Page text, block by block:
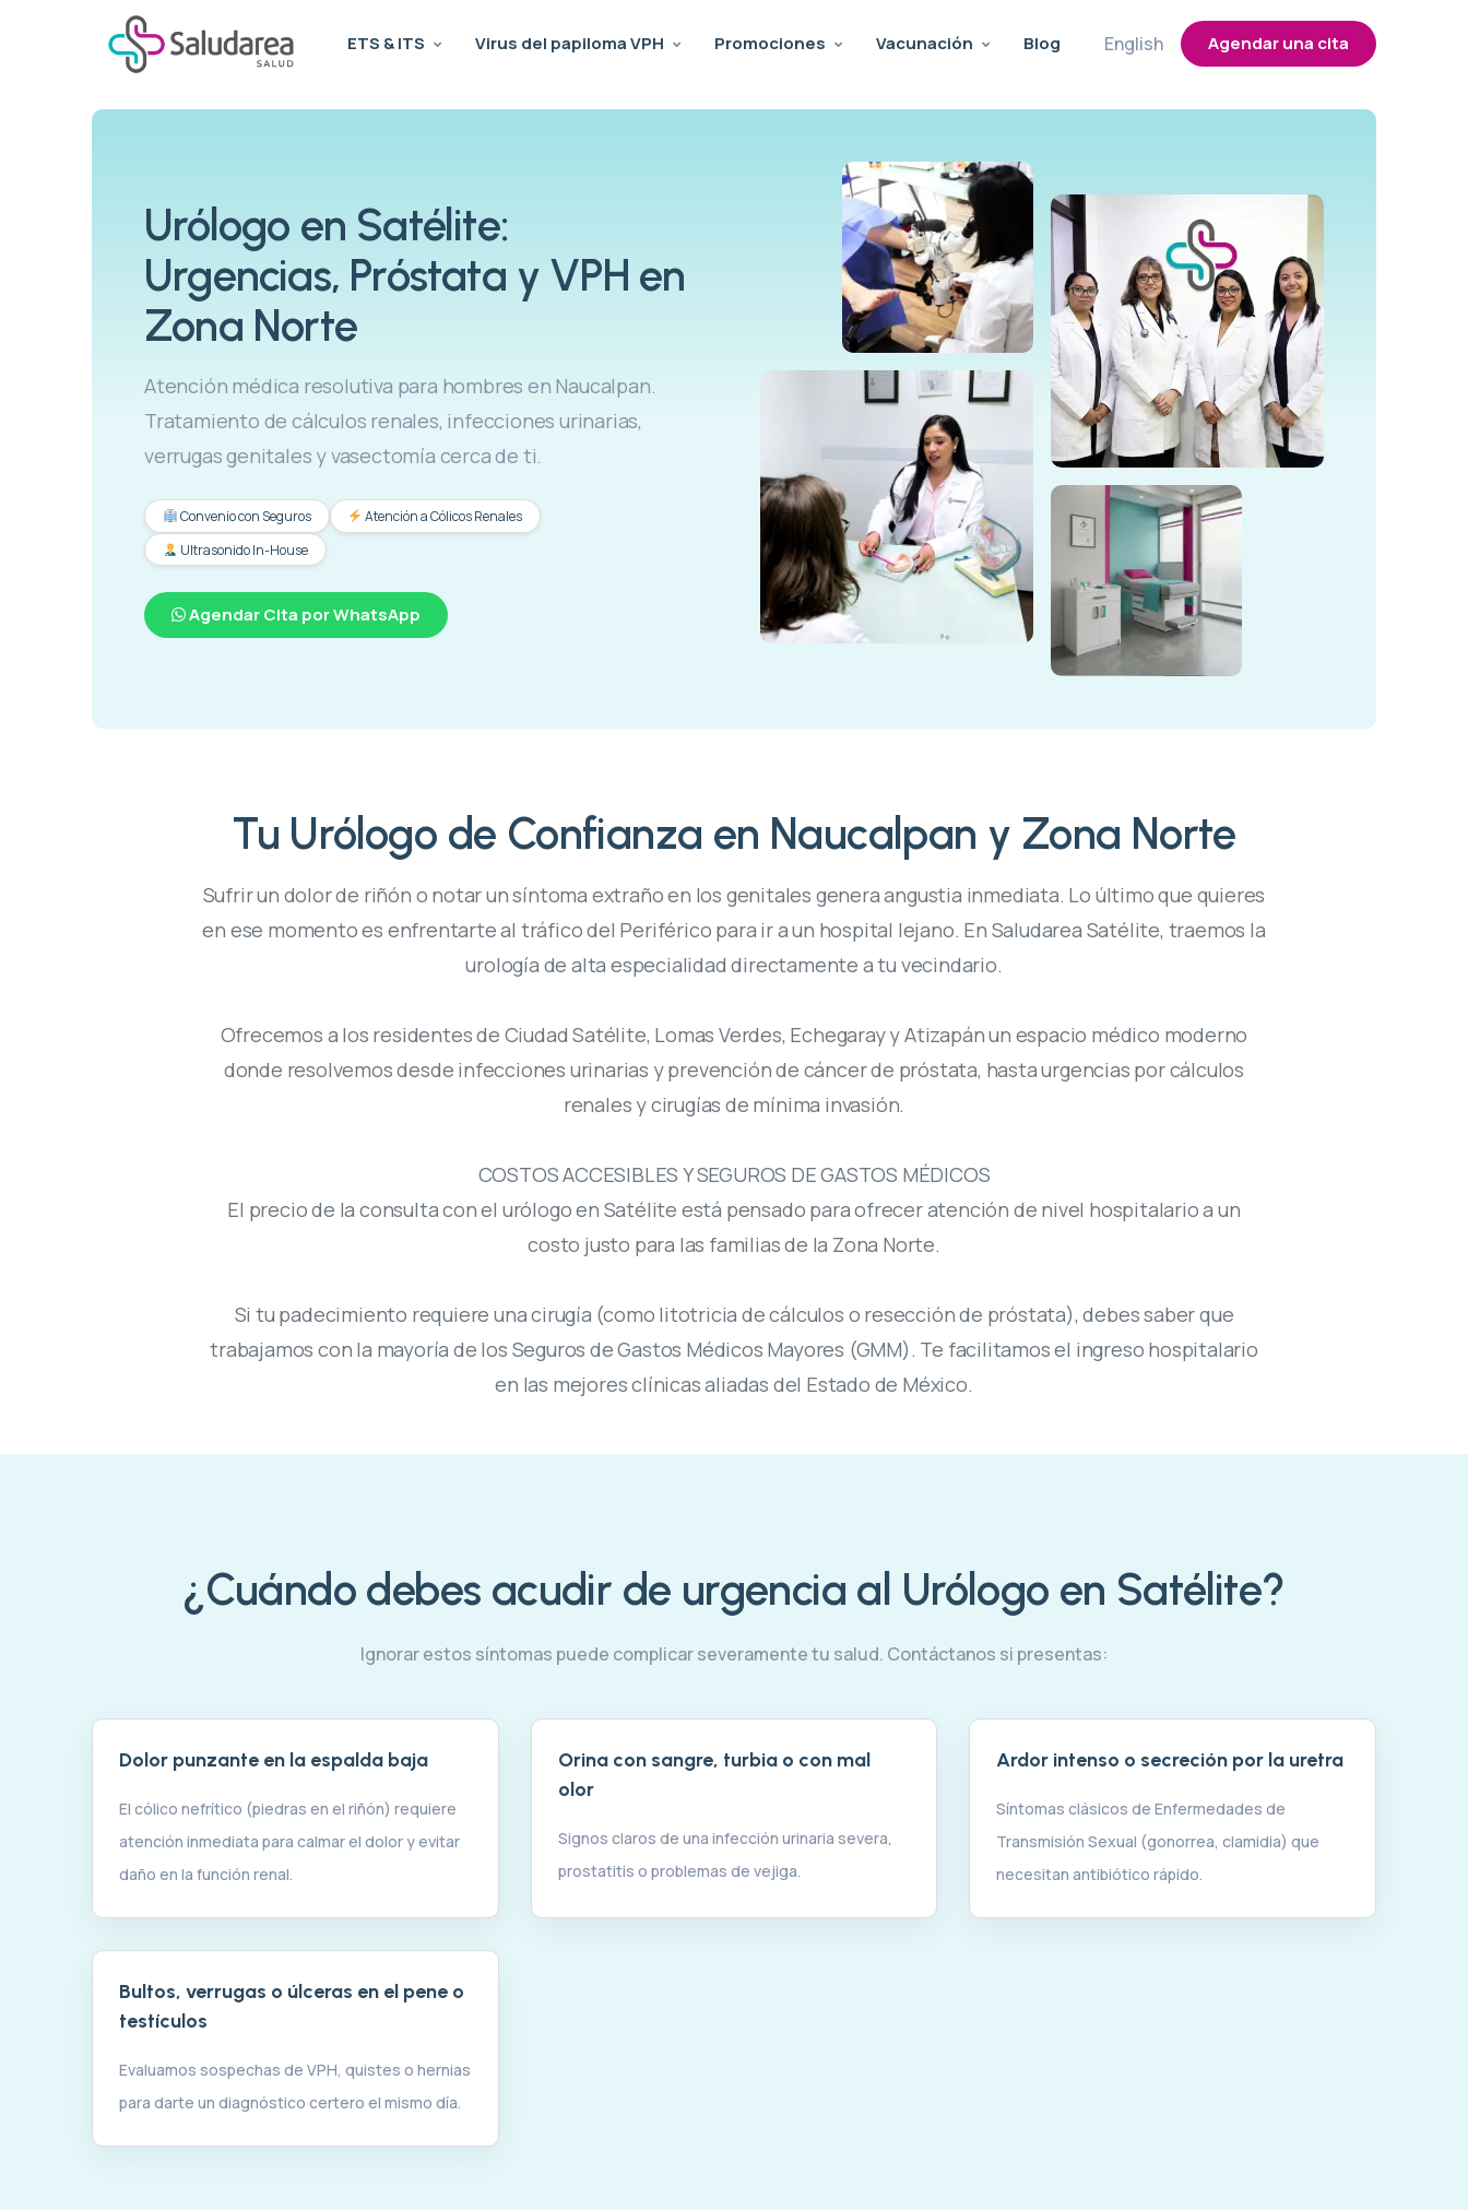
ETS & ITS Virus del papiloma VPH Promociones Vacunación Blog English Agendar una cita
Urólogo en Satélite:
Urgencias, Próstata y VPH en
Zona Norte
Atención médica resolutiva para hombres en Naucalpan.
Tratamiento de cálculos renales, infecciones urinarias,
verrugas genitales y vasectomía cerca de ti.
Convenio con Seguros
Atención a Cólicos Renales
Ultrasonido In-House
Agendar Cita por WhatsApp
Tu Urólogo de Confianza en Naucalpan y Zona Norte
Sufrir un dolor de riñón o notar un síntoma extraño en los genitales genera angustia inmediata. Lo último que quieres
en ese momento es enfrentarte al tráfico del Periférico para ir a un hospital lejano. En Saludarea Satélite, traemos la
urología de alta especialidad directamente a tu vecindario.
Ofrecemos a los residentes de Ciudad Satélite, Lomas Verdes, Echegaray y Atizapán un espacio médico moderno
donde resolvemos desde infecciones urinarias y prevención de cáncer de próstata, hasta urgencias por cálculos
renales y cirugías de mínima invasión.
COSTOS ACCESIBLES Y SEGUROS DE GASTOS MÉDICOS
El precio de la consulta con el urólogo en Satélite está pensado para ofrecer atención de nivel hospitalario a un
costo justo para las familias de la Zona Norte.
Si tu padecimiento requiere una cirugía (como litotricia de cálculos o resección de próstata), debes saber que
trabajamos con la mayoría de los Seguros de Gastos Médicos Mayores (GMM). Te facilitamos el ingreso hospitalario
en las mejores clínicas aliadas del Estado de México.
¿Cuándo debes acudir de urgencia al Urólogo en Satélite?
Ignorar estos síntomas puede complicar severamente tu salud. Contáctanos si presentas:
Dolor punzante en la espalda baja
El cólico nefrítico (piedras en el riñón) requiere
atención inmediata para calmar el dolor y evitar
daño en la función renal.
Orina con sangre, turbia o con mal
olor
Signos claros de una infección urinaria severa,
prostatitis o problemas de vejiga.
Ardor intenso o secreción por la uretra
Síntomas clásicos de Enfermedades de
Transmisión Sexual (gonorrea, clamidia) que
necesitan antibiótico rápido.
Bultos, verrugas o úlceras en el pene o
testículos
Evaluamos sospechas de VPH, quistes o hernias
para darte un diagnóstico certero el mismo día.